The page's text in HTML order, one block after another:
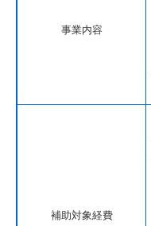
事業内容
補助対象経費